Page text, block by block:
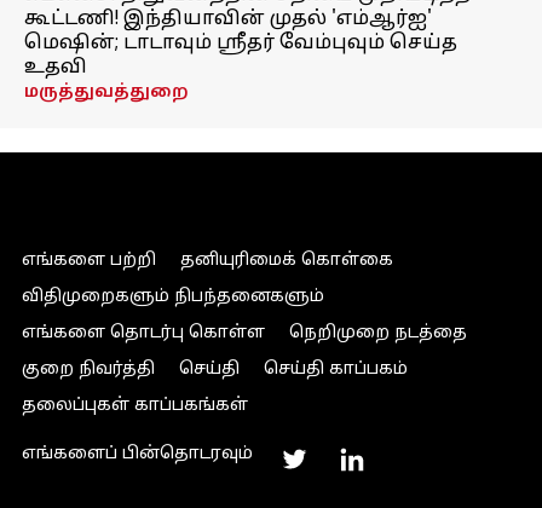
கூட்டணி! இந்தியாவின் முதல் 'எம்ஆர்ஐ'
மெஷின்; டாடாவும் ஸ்ரீதர் வேம்புவும் செய்த
உதவி
மருத்துவத்துறை
எங்களை பற்றி
தனியுரிமைக் கொள்கை
விதிமுறைகளும் நிபந்தனைகளும்
எங்களை தொடர்பு கொள்ள
நெறிமுறை நடத்தை
குறை நிவர்த்தி
செய்தி
செய்தி காப்பகம்
தலைப்புகள் காப்பகங்கள்
எங்களைப் பின்தொடரவும்